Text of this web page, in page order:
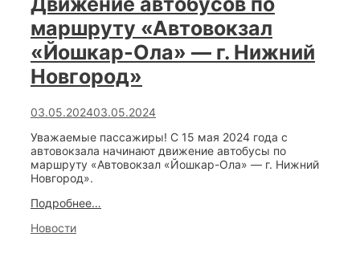
направлению
«Йошкар-
Ола
–
Паганур»
маршруту «Автовокзал
«Йошкар-Ола» — г. Нижний
Новгород»
03.05.202403.05.2024
Уважаемые пассажиры! С 15 мая 2024 года с
автовокзала начинают движение автобусы по
маршруту «Автовокзал «Йошкар-Ола» — г. Нижний
Новгород».
Подробнее…
Categories
Новости